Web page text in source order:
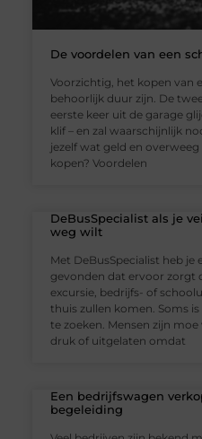
De voordelen van een
Voorzichtig, het kopen van
behoorlijk duur zijn. De
eerste keer uit de garage
klif – en zal waarschijnlijk
jezelf wat geld en
kopen? Voordelen
DeBusSpecialist als je
weg wilt
Met DeBusSpecialist heb je
gevonden dat ervoor zorgt
excursie, bedrijfs- of
thuis zullen komen. Soms
te zoeken. Mensen zijn
druk of uitgelaten omdat
Een bedrijfswagen
begeleiding